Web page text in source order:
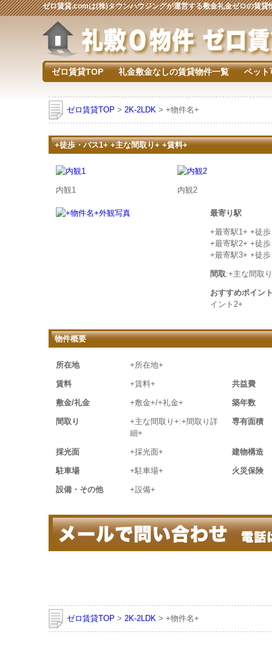
ゼロ賃貸.comは(株)タウンハウジングが運営する敷金礼金ゼロの賃貸
ゼロ賃貸TOP 礼金敷金なしの賃貸物件一覧 ペット
ゼロ賃貸TOP > 2K-2LDK > +物件名+
+徒歩・バス1+ +主な間取り+ +賃料+
内観1 内観2
最寄り駅
+最寄駅1+ +徒
+最寄駅2+ +徒
+最寄駅3+ +徒
間取:+主な間取
おすすめポイン
イント2+
物件概要
所在地 +所在地+
賃料 +賃料+ 共益費
敷金/礼金 +敷金+/+礼金+ 築年数
間取り
+主な間取り+:+間取り詳
細+
専有面積
採光面 +採光面+ 建物構造
駐車場 +駐車場+ 火災保険
設備・その他 +設備+
ゼロ賃貸TOP > 2K-2LDK > +物件名+